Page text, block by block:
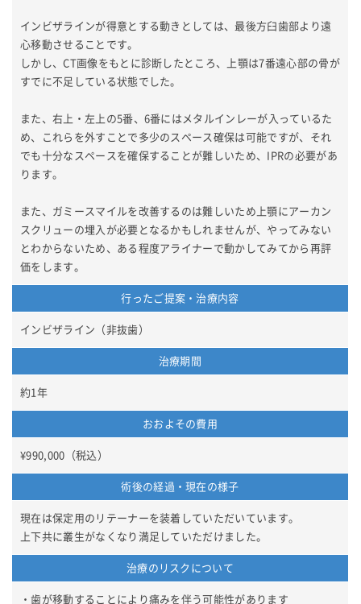
インビザラインが得意とする動きとしては、最後方臼歯部より遠
心移動させることです。
しかし、CT画像をもとに診断したところ、上顎は7番遠心部の骨が
すでに不足している状態でした。
また、右上・左上の5番、6番にはメタルインレーが入っているた
め、これらを外すことで多少のスペース確保は可能ですが、それ
でも十分なスペースを確保することが難しいため、IPRの必要があ
ります。
また、ガミースマイルを改善するのは難しいため上顎にアーカン
スクリューの埋入が必要となるかもしれませんが、やってみない
とわからないため、ある程度アライナーで動かしてみてから再評
価をします。
行ったご提案・治療内容
インビザライン（非抜歯）
治療期間
約1年
おおよその費用
¥990,000（税込）
術後の経過・現在の様子
現在は保定用のリテーナーを装着していただいています。
上下共に叢生がなくなり満足していただけました。
治療のリスクについて
・歯が移動することにより痛みを伴う可能性があります